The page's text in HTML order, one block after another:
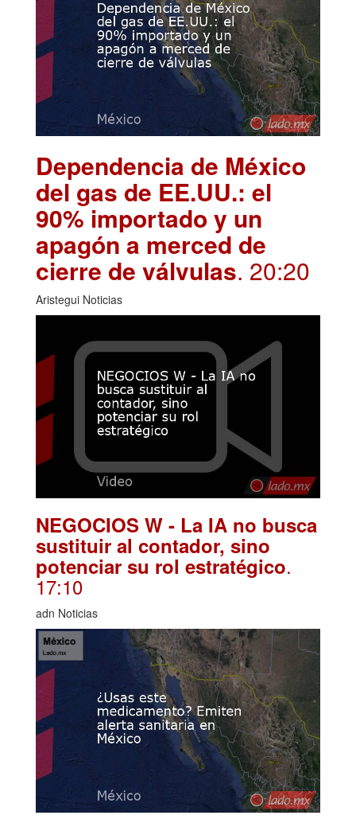
Dependencia de México
del gas de EE.UU.: el
90% importado y un
apagón a merced de
cierre de válvulas. 20:20
Aristegui Noticias
NEGOCIOS W - La IA no busca
sustituir al contador, sino
potenciar su rol estratégico.
17:10
adn Noticias